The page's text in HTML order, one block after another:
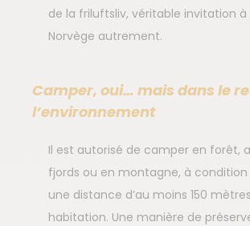
de la friluftsliv, véritable invitation à
Norvège autrement.
Camper, oui… mais dans le
l’environnement
Il est autorisé de camper en forêt,
fjords ou en montagne, à
une distance d’au moins 150
habitation. Une manière de